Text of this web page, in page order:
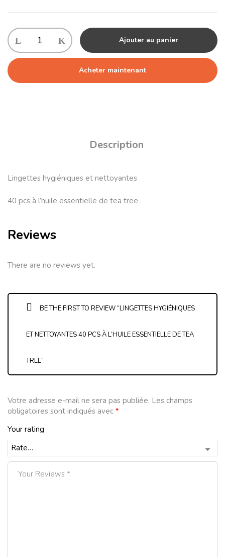
Ajouter au panier
Acheter maintenant
Description
Lingettes hygiéniques et nettoyantes
40 pcs à l’huile essentielle de tea tree
Reviews
There are no reviews yet.
BE THE FIRST TO REVIEW “LINGETTES HYGIÉNIQUES
ET NETTOYANTES 40 PCS À L’HUILE ESSENTIELLE DE TEA
TREE”
Votre adresse e-mail ne sera pas publiée. Les champs
obligatoires sont indiqués avec *
Your rating